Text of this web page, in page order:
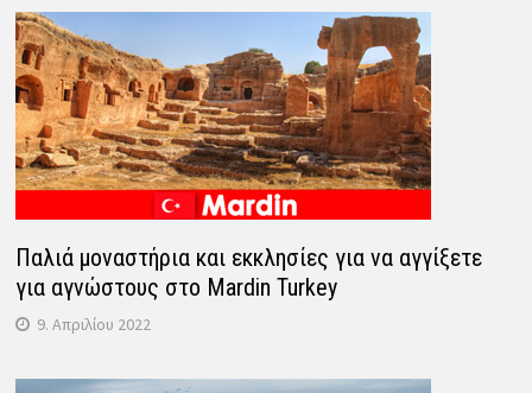
Παλιά μοναστήρια και εκκλησίες για να αγγίξετε
για αγνώστους στο Mardin Turkey
9. Απριλίου 2022